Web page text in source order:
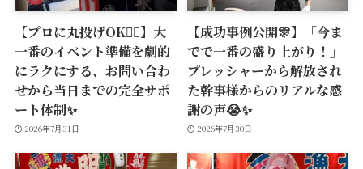
【プロに丸投げOK🙆‍♂️】大
一番のイベント準備を劇的
にラクにする、お問い合わ
せから当日までの完全サポ
ート体制✨
2026年7月31日
【成功事例公開🎊】「今ま
でで一番の盛り上がり！」
プレッシャーから解放され
た幹事様からのリアルな感
謝の声😭✨
2026年7月30日